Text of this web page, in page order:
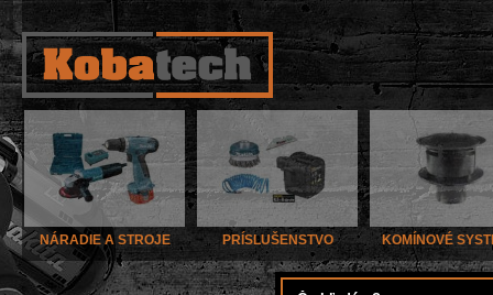
NÁRADIE A STROJE PRÍSLUŠENSTVO KOMÍNOVÉ